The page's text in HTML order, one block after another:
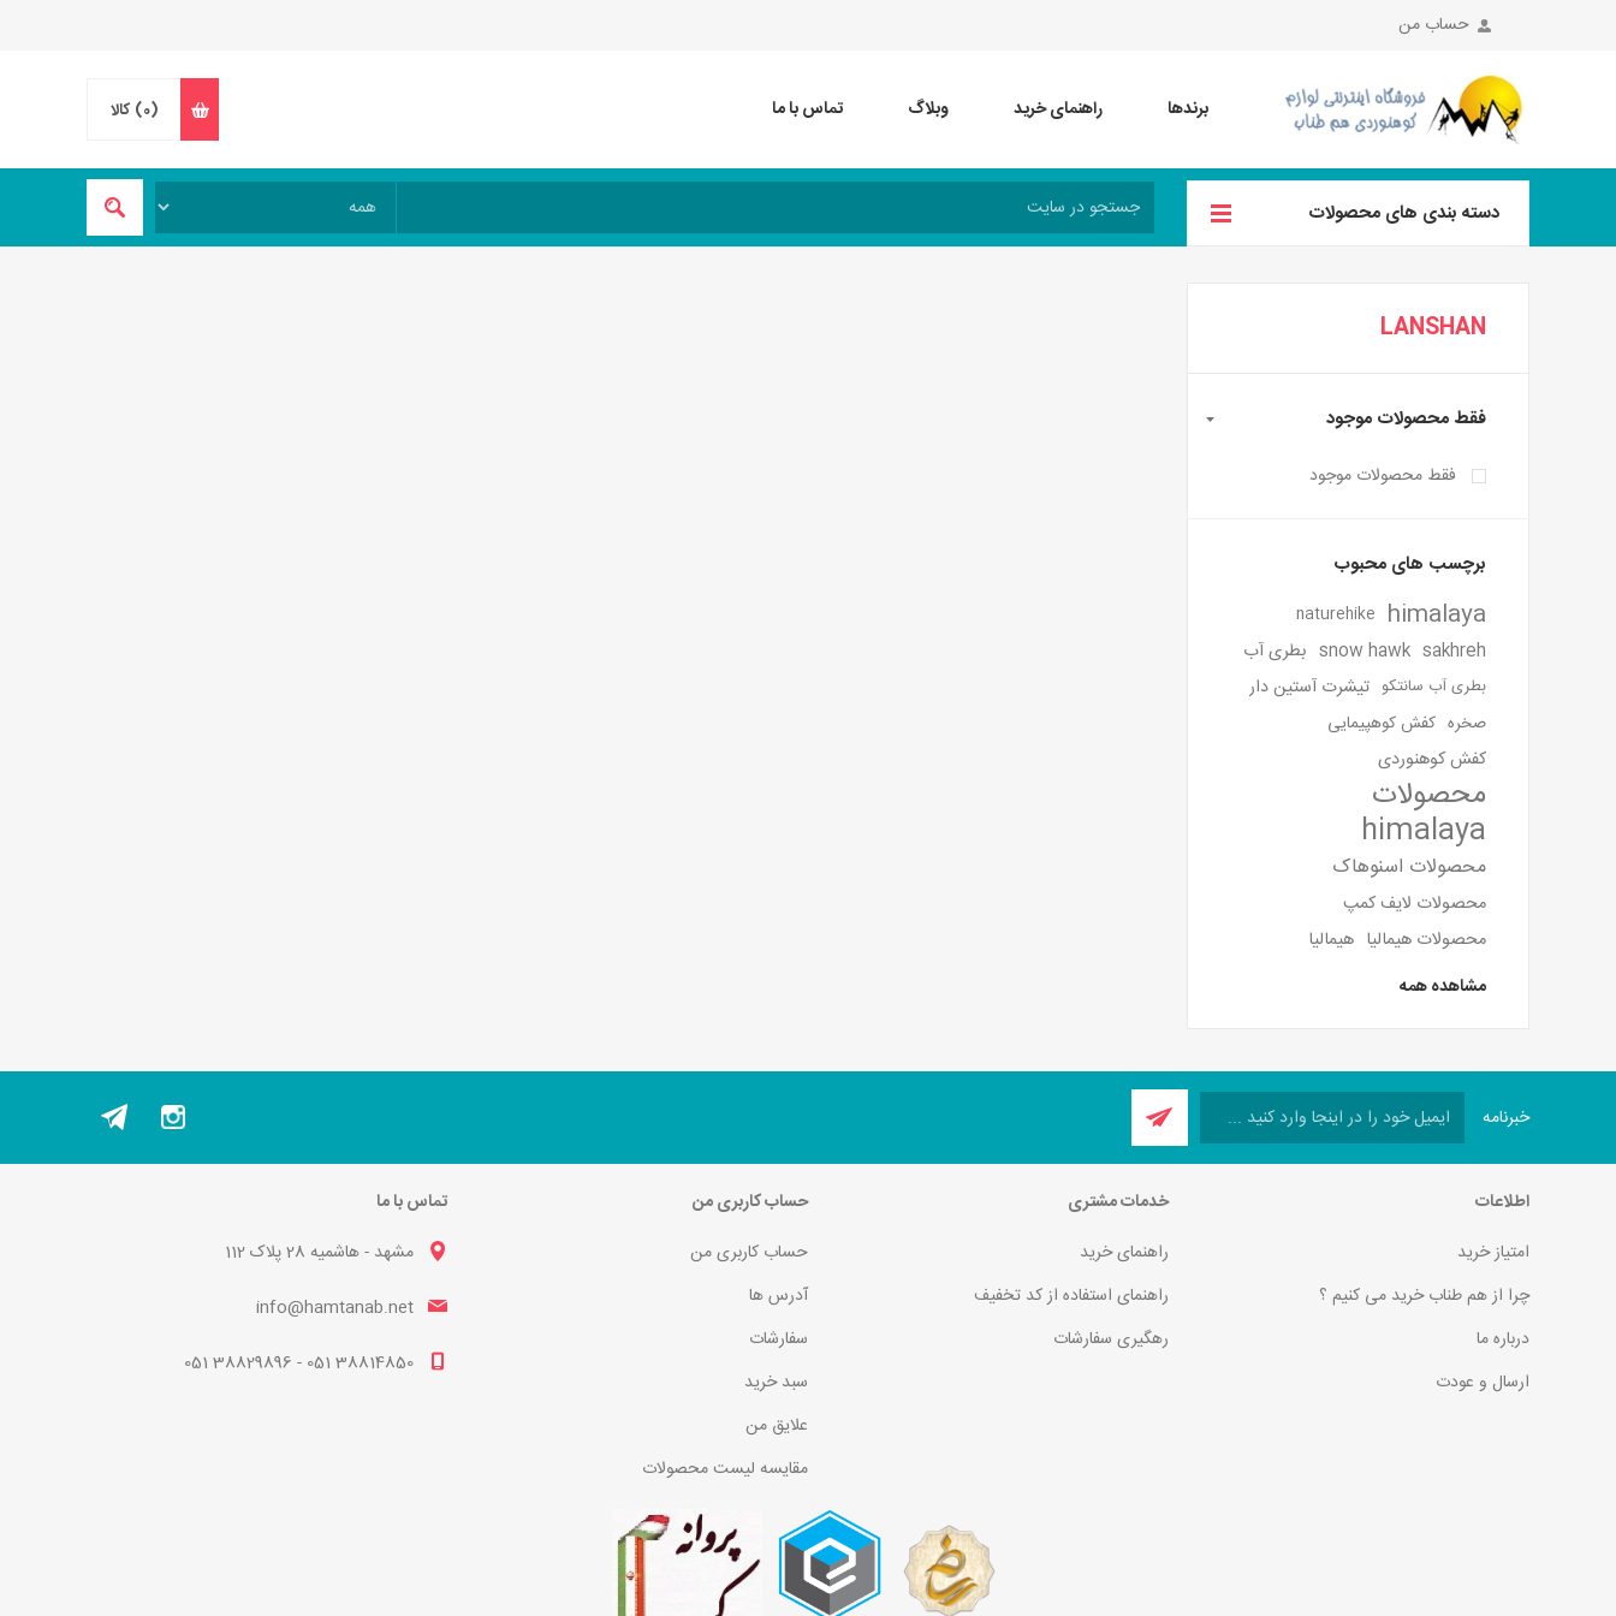
حساب من
برندها راهنمای خرید وبلاگ تماس با ما (0) کالا
دسته بندی های محصولات
LANSHAN
فقط محصولات موجود
فقط محصولات موجود
برچسب های محبوب
himalaya
naturehike
sakhreh
snow hawk بطری آب
بطری آب سانتکو تیشرت آستین دار
صخره کفش کوهپیمایی
کفش کوهنوردی
محصولات
himalaya
محصولات اسنوهاک
محصولات لایف کمپ
محصولات هیمالیا هیمالیا
مشاهده همه
خبرنامه
اطلاعات
امتیاز خرید
چرا از هم طناب خرید می کنیم ؟
درباره ما
ارسال و عودت
خدمات مشتری
راهنمای خرید
راهنمای استفاده از کد تخفیف
رهگیری سفارشات
حساب کاربری من
حساب کاربری من
آدرس ها
سفارشات
سبد خرید
علایق من
مقایسه لیست محصولات
تماس با ما
مشهد - هاشمیه 28 پلاک 112
info@hamtanab.net
38814850 051 - 38829896 051